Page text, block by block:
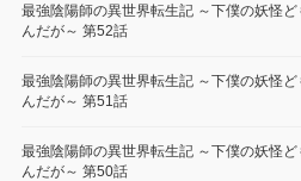
最強陰陽師の異世界転生記 ～下僕の妖怪
んだが～ 第52話
最強陰陽師の異世界転生記 ～下僕の妖怪
んだが～ 第51話
最強陰陽師の異世界転生記 ～下僕の妖怪
んだが～ 第50話